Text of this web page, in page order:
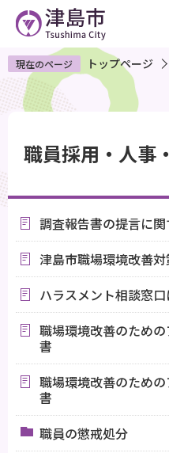
ペ
ー
ジ
で
す
現在のページ トップページ
職員採用・人事
調査報告書の提言に
津島市職場環境改善
ハラスメント相談窓
職場環境改善のため
書
職場環境改善のため
書
職員の懲戒処分